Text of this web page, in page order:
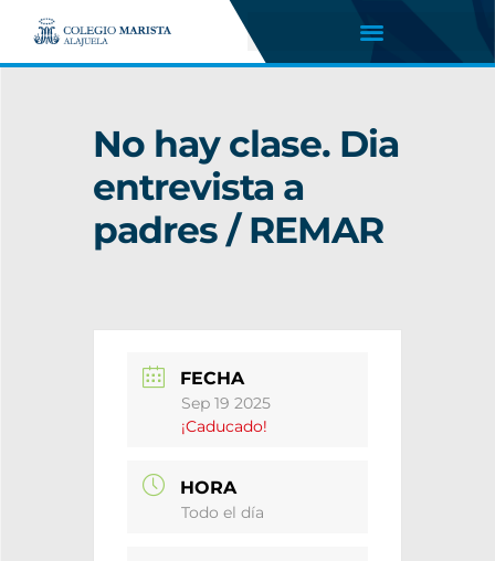
No hay clase. Dia
entrevista a
padres / REMAR
FECHA
Sep 19 2025
¡Caducado!
HORA
Todo el día